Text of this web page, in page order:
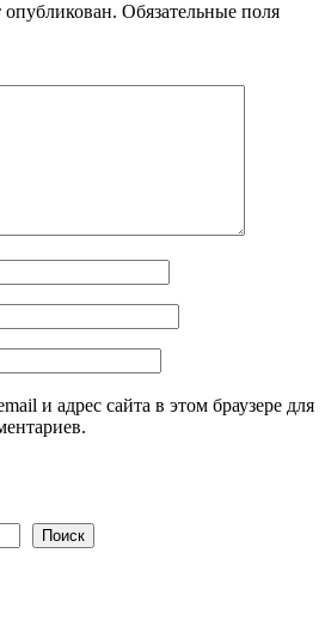
опубликован. Обязательные поля
и адрес сайта в этом браузере для
Поиск